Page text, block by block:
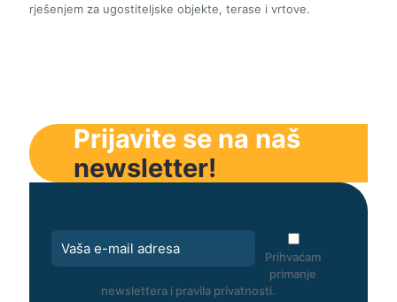
rješenjem za ugostiteljske objekte, terase i vrtove.
Prijavite se na naš
newsletter!
Prihvaćam
primanje
newslettera i pravila privatnosti.